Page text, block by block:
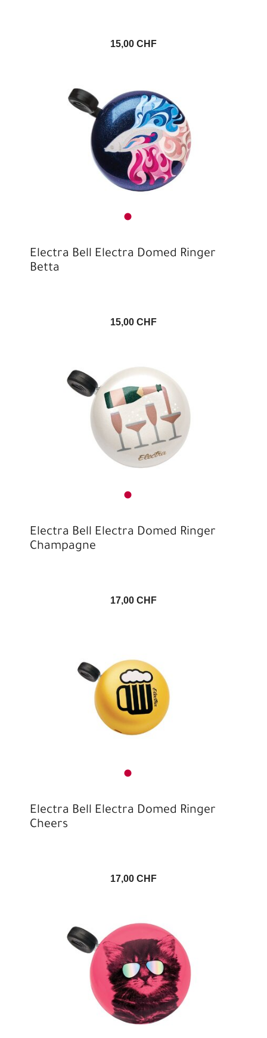
15,00 CHF
Electra Bell Electra Domed Ringer
Betta
15,00 CHF
Electra Bell Electra Domed Ringer
Champagne
17,00 CHF
Electra Bell Electra Domed Ringer
Cheers
17,00 CHF